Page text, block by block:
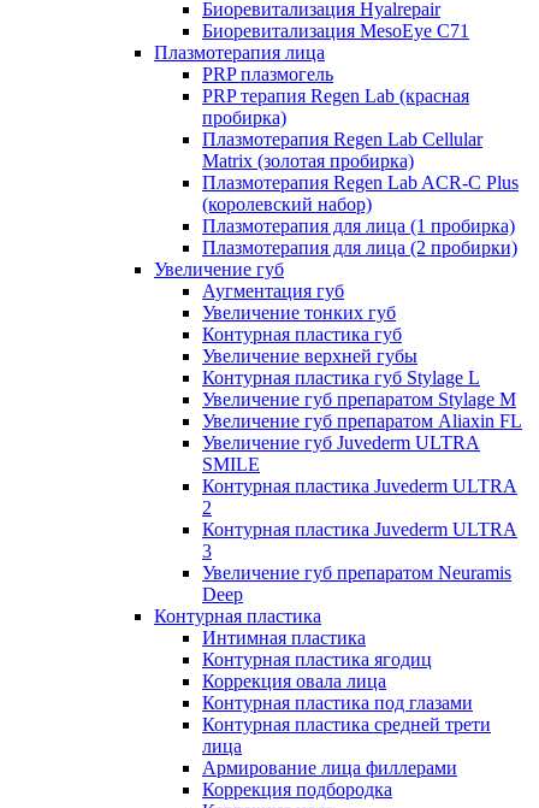
Биоревитализация Hyalrepair
Биоревитализация MesoEye C71
Плазмотерапия лица
PRP плазмогель
PRP терапия Regen Lab (красная
пробирка)
Плазмотерапия Regen Lab Cellular
Matrix (золотая пробирка)
Плазмотерапия Regen Lab ACR-C Plus
(королевский набор)
Плазмотерапия для лица (1 пробирка)
Плазмотерапия для лица (2 пробирки)
Увеличение губ
Аугментация губ
Увеличение тонких губ
Контурная пластика губ
Увеличение верхней губы
Контурная пластика губ Stylage L
Увеличение губ препаратом Stylage M
Увеличение губ препаратом Aliaxin FL
Увеличение губ Juvederm ULTRA
SMILE
Контурная пластика Juvederm ULTRA
2
Контурная пластика Juvederm ULTRA
3
Увеличение губ препаратом Neuramis
Deep
Контурная пластика
Интимная пластика
Контурная пластика ягодиц
Коррекция овала лица
Контурная пластика под глазами
Контурная пластика средней трети
лица
Армирование лица филлерами
Коррекция подбородка